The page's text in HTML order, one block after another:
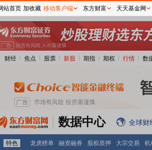
财经 焦点 股票 新股 期指 期权 行情 数
数据中心 全球财
特色 龙虎榜单 融资融券 股权质押 大宗交易 机
站首页 加收藏 移动客户端 东方财富 天天基金网